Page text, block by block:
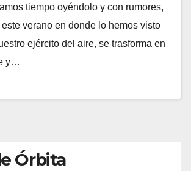
tiempo oyéndolo y con rumores,
verano en donde lo hemos visto
ejército del aire, se trasforma en
y…
Órbita